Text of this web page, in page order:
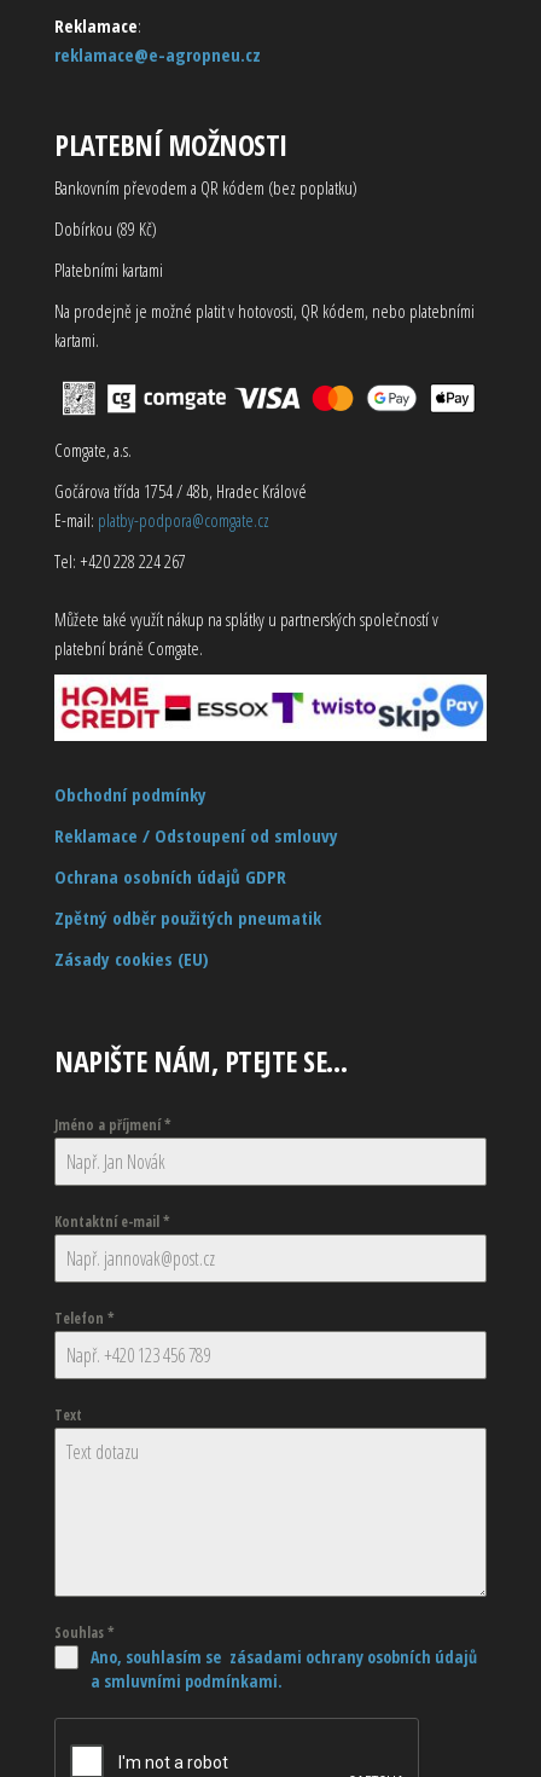
Reklamace:
reklamace@e-agropneu.cz
PLATEBNÍ MOŽNOSTI
Bankovním převodem a QR kódem (bez poplatku)
Dobírkou (89 Kč)
Platebními kartami
Na prodejně je možné platit v hotovosti, QR kódem, nebo platebními
kartami.
Comgate, a.s.
Gočárova třída 1754 / 48b, Hradec Králové
E-mail: platby-podpora@comgate.cz
Tel: +420 228 224 267
Můžete také využít nákup na splátky u partnerských společností v
platební bráně Comgate.
Obchodní podmínky
Reklamace / Odstoupení od smlouvy
Ochrana osobních údajů GDPR
Zpětný odběr použitých pneumatik
Zásady cookies (EU)
NAPIŠTE NÁM, PTEJTE SE…
Jméno a příjmení*
Kontaktní e-mail*
Telefon *
Text
Souhlas*
Ano, souhlasím se zásadami ochrany osobních údajů
a smluvními podmínkami.